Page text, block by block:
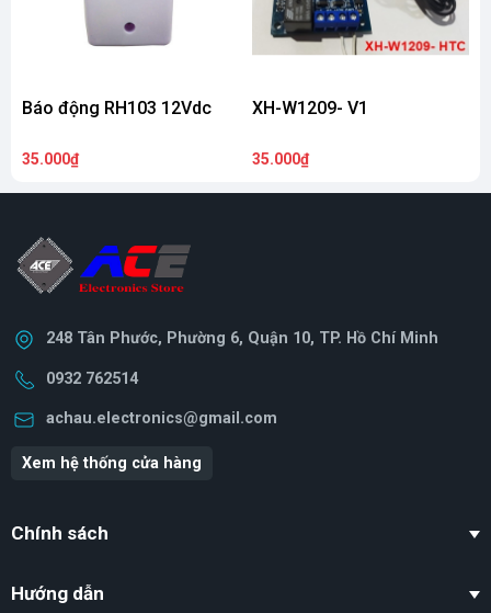
Báo động RH103 12Vdc
35.000₫
XH-W1209- V1
35.000₫
248 Tân Phước, Phường 6, Quận 10, TP. Hồ Chí Minh
0932 762514
achau.electronics@gmail.com
Xem hệ thống cửa hàng
Chính sách
Hướng dẫn